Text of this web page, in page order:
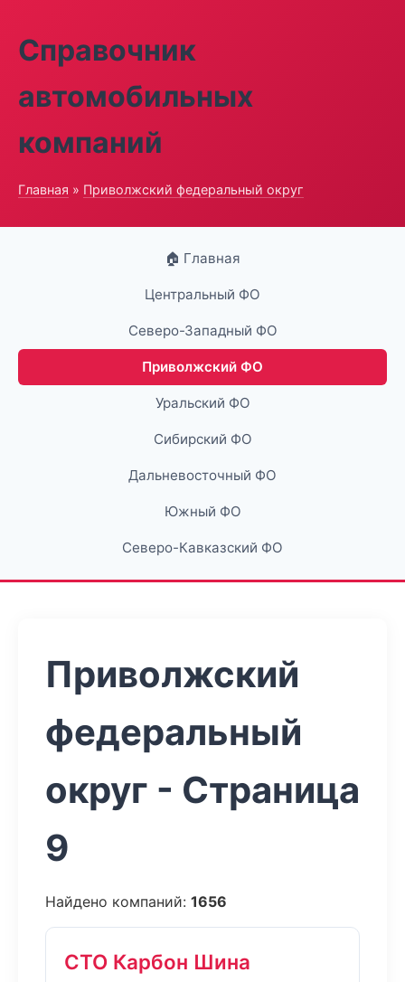
Справочник
автомобильных
компаний
Главная » Приволжский федеральный округ
🏠 Главная
Центральный ФО
Северо-Западный ФО
Приволжский ФО
Уральский ФО
Сибирский ФО
Дальневосточный ФО
Южный ФО
Северо-Кавказский ФО
Приволжский
федеральный
округ - Страница
9
Найдено компаний: 1656
СТО Карбон Шина